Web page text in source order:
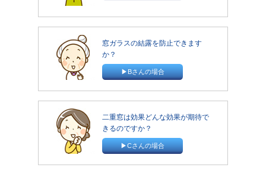
窓ガラスの結露を防止できます
か？
▶Bさんの場合
二重窓は効果どんな効果が期待で
きるのですか？
▶Cさんの場合